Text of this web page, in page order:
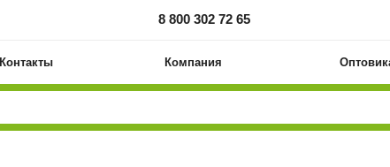
8 800 302 72 65
Контакты Компания